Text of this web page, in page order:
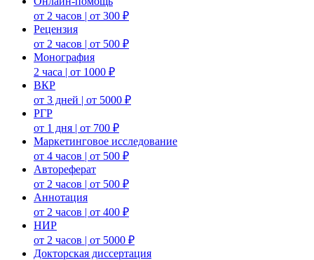
от 2 часов | от 300 ₽
Рецензия
от 2 часов | от 500 ₽
Монография
2 часа | от 1000 ₽
ВКР
от 3 дней | от 5000 ₽
РГР
от 1 дня | от 700 ₽
Маркетинговое исследование
от 4 часов | от 500 ₽
Автореферат
от 2 часов | от 500 ₽
Аннотация
от 2 часов | от 400 ₽
НИР
от 2 часов | от 5000 ₽
Докторская диссертация